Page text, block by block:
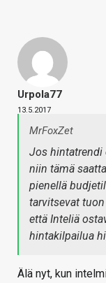
Urpola77
13.5.2017
MrFoxZet
Jos hintatrendi
niin tämä
pienellä
tarvitsevat
että Inteliä
hintakilpailua
Älä nyt, kun